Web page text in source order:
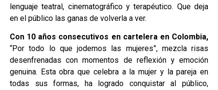
lenguaje teatral, cinematográfico y terapéutico. Que deja
en el público las ganas de volverla a ver.
Con 10 años consecutivos en cartelera en Colombia,
“Por todo lo que jodemos las mujeres”, mezcla risas
desenfrenadas con momentos de reflexión y emoción
genuina. Esta obra que celebra a la mujer y la pareja en
todas sus formas, ha logrado conquistar al público,